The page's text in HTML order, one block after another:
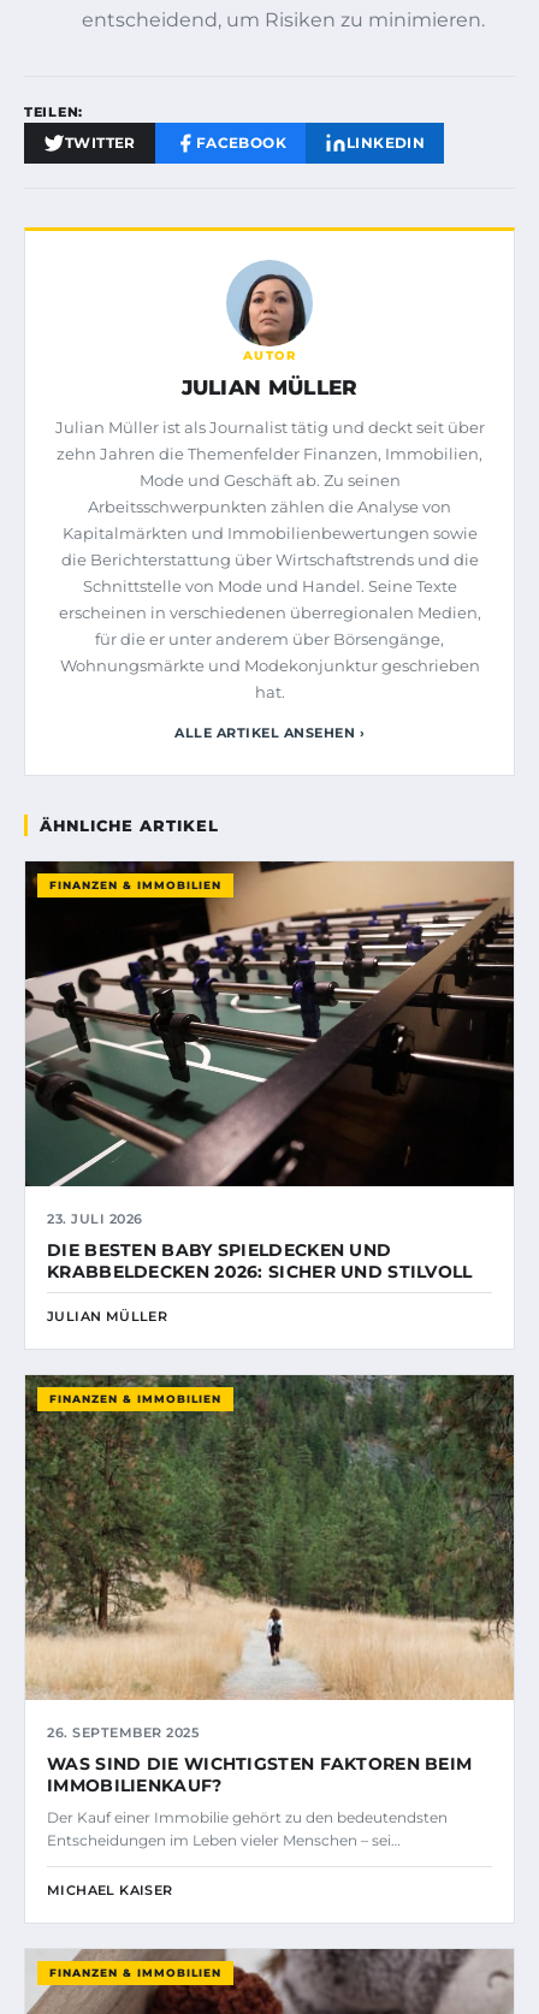
entscheidend, um Risiken zu minimieren.
TEILEN:
TWITTER FACEBOOK LINKEDIN
AUTOR
JULIAN MÜLLER
Julian Müller ist als Journalist tätig und deckt seit über
zehn Jahren die Themenfelder Finanzen, Immobilien,
Mode und Geschäft ab. Zu seinen
Arbeitsschwerpunkten zählen die Analyse von
Kapitalmärkten und Immobilienbewertungen sowie
die Berichterstattung über Wirtschaftstrends und die
Schnittstelle von Mode und Handel. Seine Texte
erscheinen in verschiedenen überregionalen Medien,
für die er unter anderem über Börsengänge,
Wohnungsmärkte und Modekonjunktur geschrieben
hat.
ALLE ARTIKEL ANSEHEN ›
ÄHNLICHE ARTIKEL
FINANZEN & IMMOBILIEN
23. JULI 2026
DIE BESTEN BABY SPIELDECKEN UND
KRABBELDECKEN 2026: SICHER UND STILVOLL
JULIAN MÜLLER
FINANZEN & IMMOBILIEN
26. SEPTEMBER 2025
WAS SIND DIE WICHTIGSTEN FAKTOREN BEIM
IMMOBILIENKAUF?
Der Kauf einer Immobilie gehört zu den bedeutendsten
Entscheidungen im Leben vieler Menschen – sei…
MICHAEL KAISER
FINANZEN & IMMOBILIEN